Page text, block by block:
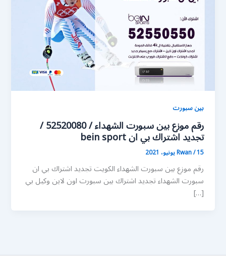
بين سبورت
رقم موزع بين سبورت الشهداء / 52520080 /
تجديد اشتراك بي ان bein sport
Rwan/15 يونيو، 2021
رقم موزع بين سبورت الشهداء الكويت تجديد اشتراك بي ان
سبورت الشهداء تجديد اشتراك بين سبورت اون لاين وكيل بي
[…]